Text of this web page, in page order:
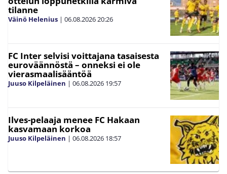
tilanne
Väinö Helenius | 06.08.2026 20:26
FC Inter selvisi voittajana tasaisesta
euroväännöstä – onneksi ei ole
vierasmaalisääntöä
Juuso Kilpeläinen | 06.08.2026 19:57
Ilves-pelaaja menee FC Hakaan
kasvamaan korkoa
Juuso Kilpeläinen | 06.08.2026 18:57